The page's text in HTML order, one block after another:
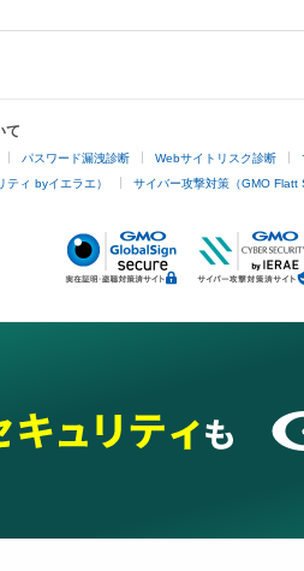
て
パスワード漏洩診断 Webサイトリスク診断
ィ byイエラエ） サイバー攻撃対策（GMO Flatt